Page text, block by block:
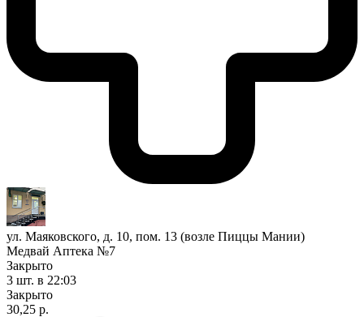
ул. Маяковского, д. 10, пом. 13 (возле Пиццы Мании)
Медвай Аптека №7
Закрыто
3 шт. в 22:03
Закрыто
30,25 р.